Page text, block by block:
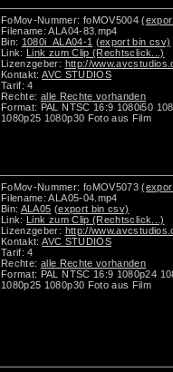
FoMov-Nummer: foMOV5004
Filename: ALA04-83.mp4
Bin: 1080i_ALA04-1 (export bin csv)
Link: Link zum Clip (Rechtsclick...)
Lizenzgeber: http://
Kontakt:AVC STUDIOS
Tarif: 4
Rechte: alle Rechte vorhanden
Format: PAL NTSC 16:9 1080i50
1080p25 1080p30 Foto aus Film
FoMov-Nummer: foMOV5073
Filename: ALA05-04.mp4
Bin: ALA05 (export bin csv)
Link: Link zum Clip (Rechtsclick...)
Lizenzgeber: http://
Kontakt:AVC STUDIOS
Tarif: 4
Rechte: alle Rechte vorhanden
Format: PAL NTSC 16:9 1080p24
1080p25 1080p30 Foto aus Film